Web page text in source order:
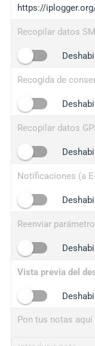
iplogger.com
maper.info
2no.co
yip.su
iplogger.info
https://
Recopilar datos
Recogida de
Recopilar datos
Notificaciones (a
Reenviar
Vista previa del
Pon tus notas aquí